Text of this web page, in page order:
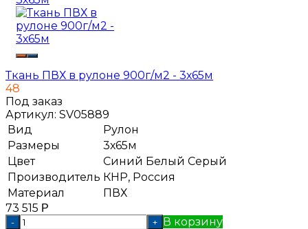
Ткань ПВХ в рулоне 900г/м2 - 3х65м
48
Под заказ
Артикул: SV05889
Вид
Рулон
Размеры
3х65м
Цвет
Синий Белый Серый
Производитель КНР, Россия
Материал
ПВХ
73 515 Р
- + В корзину